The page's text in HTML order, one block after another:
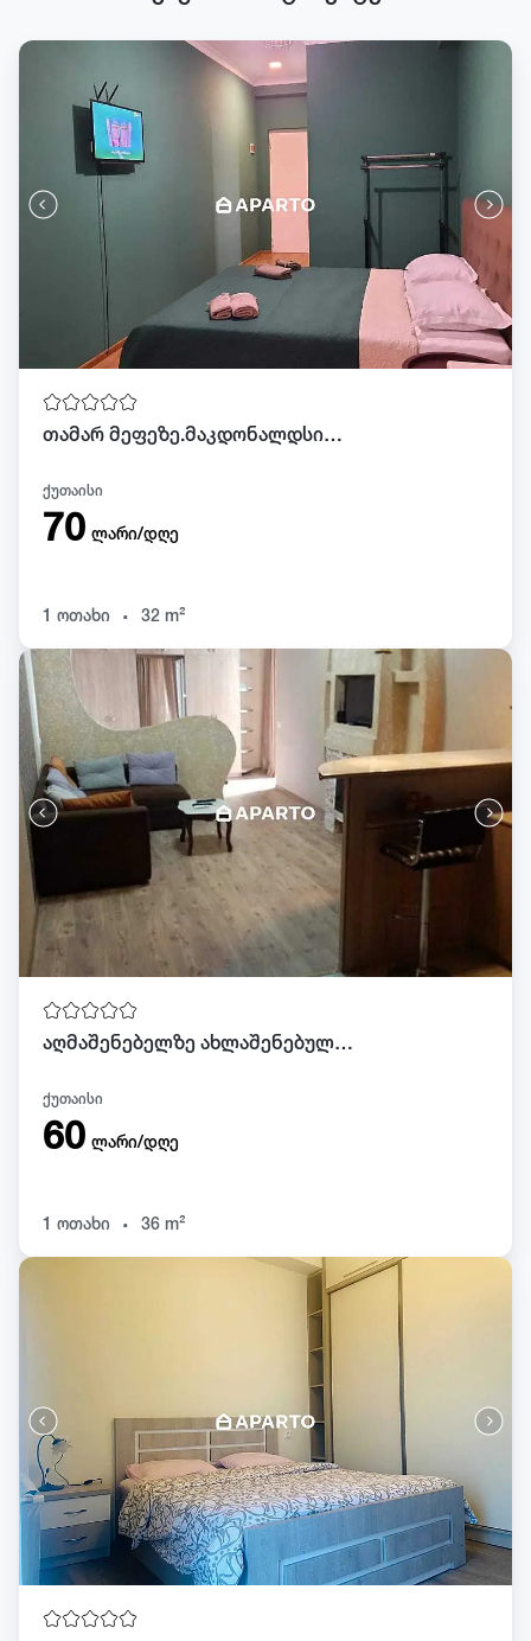
თამარ მეფეზე.მაკდონალდსიდან 100 მეტრში
ქუთაისი
70 ლარი/დღე
1 ოთახი . 32 m²
აღმაშენებელზე ახლაშენებული ბინა.პალმების ხეივანში.მარგეს წინ.
ქუთაისი
60 ლარი/დღე
1 ოთახი . 36 m²